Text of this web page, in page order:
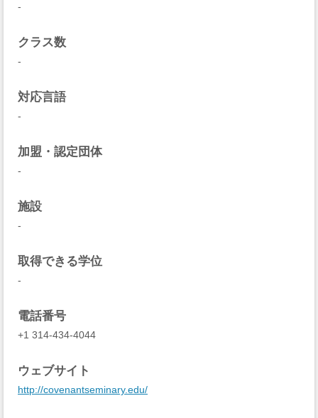
-
クラス数
-
対応言語
-
加盟・認定団体
-
施設
-
取得できる学位
-
電話番号
+1 314-434-4044
ウェブサイト
http://covenantseminary.edu/